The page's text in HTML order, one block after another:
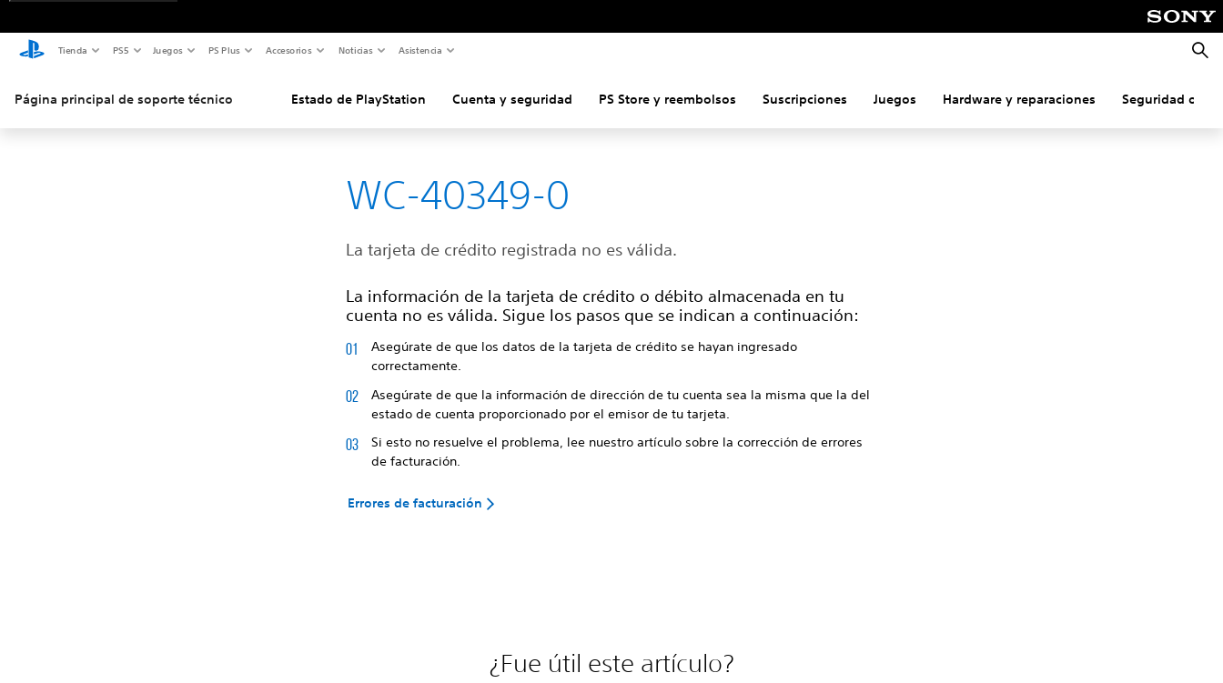
Tienda PS5 Juegos PS Plus Accesorios Noticias Asistencia
Página principal de soporte técnico Estado de PlayStation Cuenta y seguridad PS Store y reembolsos Suscripciones Juegos Hardware y reparaciones Seguridad
WC-40349-0
La tarjeta de crédito registrada no es válida.
La información de la tarjeta de crédito o débito almacenada en tu
cuenta no es válida. Sigue los pasos que se indican a continuación:
Asegúrate de que los datos de la tarjeta de crédito se hayan ingresado
correctamente.
Asegúrate de que la información de dirección de tu cuenta sea la misma que la del
estado de cuenta proporcionado por el emisor de tu tarjeta.
Si esto no resuelve el problema, lee nuestro artículo sobre la corrección de errores
de facturación.
Errores de facturación
¿Fue útil este artículo?